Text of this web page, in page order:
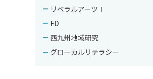
リベラルアーツⅠ
FD
西九州地域研究
グローカルリテラシー